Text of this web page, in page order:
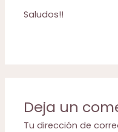
Saludos!!
Deja un
Tu dirección de